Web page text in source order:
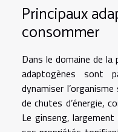
Principaux
consommer
Dans le domaine de
adaptogènes sont
dynamiser
de chutes d’énergie,
Le ginseng,